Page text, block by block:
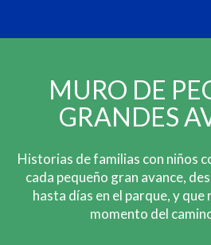
MURO DE
GRANDES
Historias de familias con niños
cada pequeño gran avance,
hasta días en el parque, y que
momento del